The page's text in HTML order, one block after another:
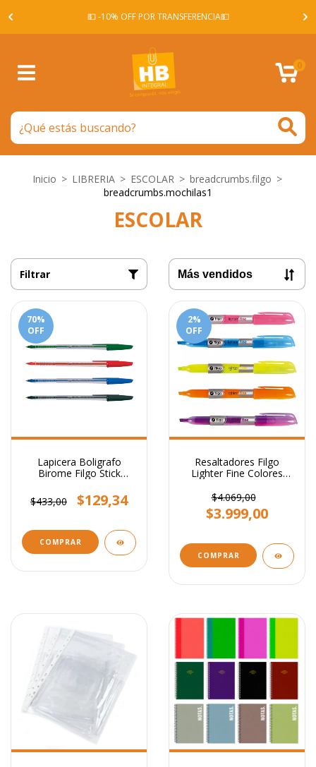
💵 -10% OFF POR TRANSFERENCIA💵
0
Inicio > LIBRERIA > ESCOLAR > breadcrumbs.filgo >
breadcrumbs.mochilas1
ESCOLAR
Filtrar
70%
OFF
Lapicera Boligrafo
Birome Filgo Stick
$433,00
$129,34
COMPRAR
2%
OFF
Resaltadores Filgo
Lighter Fine Colores
$4.069,00
$3.999,00
COMPRAR